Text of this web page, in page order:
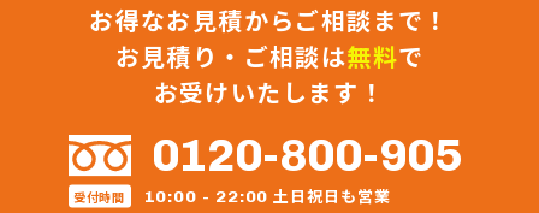
株式会社バンノ
株式会社フジプロ
株式会社フジプロ刈谷営業所
株式会社ホームガス東海
株式会社ホームガス東海 楽田ショップ
株式会社マルエイ名古屋支店
株式会社マルコー
お得なお見積からご相談まで！
お見積り・ご相談は無料で
お受けいたします！
0120-800-905
受付時間 10:00 - 22:00 土日祝日も営業